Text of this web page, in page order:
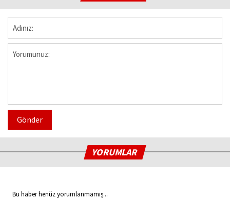
Gönder
YORUMLAR
Bu haber henüz yorumlanmamış...